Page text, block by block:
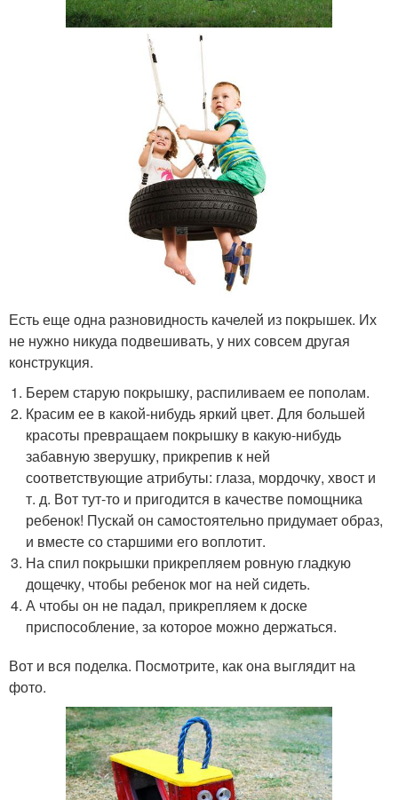
Есть еще одна разновидность качелей из покрышек. Их
не нужно никуда подвешивать, у них совсем другая
конструкция.
Берем старую покрышку, распиливаем ее пополам.
Красим ее в какой-нибудь яркий цвет. Для большей
красоты превращаем покрышку в какую-нибудь
забавную зверушку, прикрепив к ней
соответствующие атрибуты: глаза, мордочку, хвост и
т. д. Вот тут-то и пригодится в качестве помощника
ребенок! Пускай он самостоятельно придумает образ,
и вместе со старшими его воплотит.
На спил покрышки прикрепляем ровную гладкую
дощечку, чтобы ребенок мог на ней сидеть.
А чтобы он не падал, прикрепляем к доске
приспособление, за которое можно держаться.
Вот и вся поделка. Посмотрите, как она выглядит на
фото.